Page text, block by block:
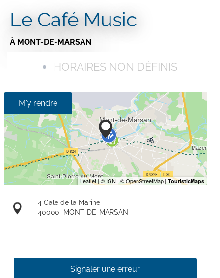
Le Café Music
À MONT-DE-MARSAN
HORAIRES NON DÉFINIS
M'y rendre
4 Cale de la Marine
40000 MONT-DE-MARSAN
Signaler une erreur